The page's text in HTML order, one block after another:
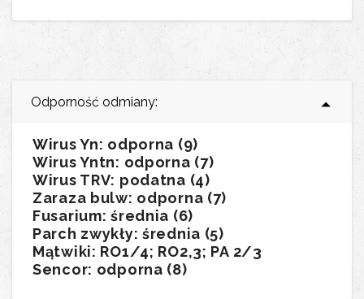
Odporność odmiany:
Wirus Yn: odporna (9)
Wirus Yntn: odporna (7)
Wirus TRV: podatna (4)
Zaraza bulw: odporna (7)
Fusarium: średnia (6)
Parch zwykły: średnia (5)
Mątwiki: RO1/4; RO2,3; PA 2/3
Sencor: odporna (8)